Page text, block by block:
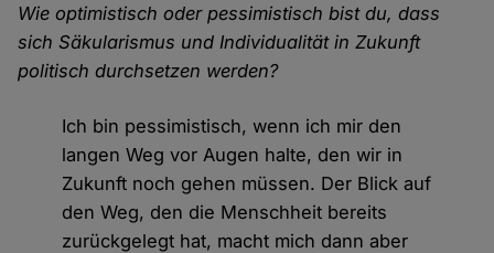
Wie optimistisch oder pessimistisch bist du, dass
sich Säkularismus und Individualität in Zukunft
politisch durchsetzen werden?
Ich bin pessimistisch, wenn ich mir den
langen Weg vor Augen halte, den wir in
Zukunft noch gehen müssen. Der Blick auf
den Weg, den die Menschheit bereits
zurückgelegt hat, macht mich dann aber